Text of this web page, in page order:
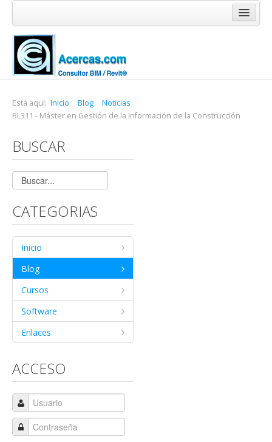
Inicio
Blog
Cursos
Software
Enlaces
Acercas
Está aquí: Inicio Blog
Noticias
BL311 - Máster en Gestión de la Información de la Construcción
BUSCAR
CATEGORIAS
Inicio
Blog
Cursos
Software
Enlaces
ACCESO